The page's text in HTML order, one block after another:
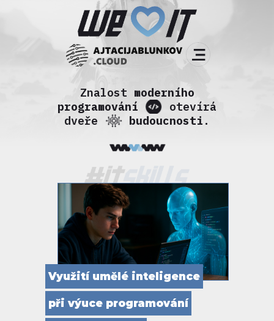
Znalost moderního
programování
otevírá
dveře
budoucnosti .
Využití umělé inteligence
při výuce programování